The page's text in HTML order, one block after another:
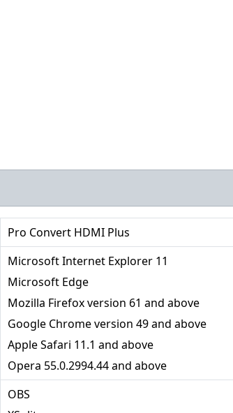
Pro Convert HDMI Plus
Microsoft Internet Explorer 11
Microsoft Edge
Mozilla Firefox version 61 and above
Google Chrome version 49 and above
Apple Safari 11.1 and above
Opera 55.0.2994.44 and above
OBS